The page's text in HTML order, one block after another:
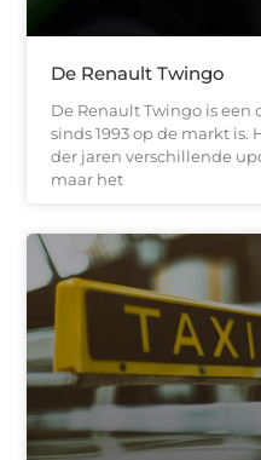
De Renault Twingo
De Renault Twingo is een
sinds 1993 op de markt
der jaren verschillende
maar het